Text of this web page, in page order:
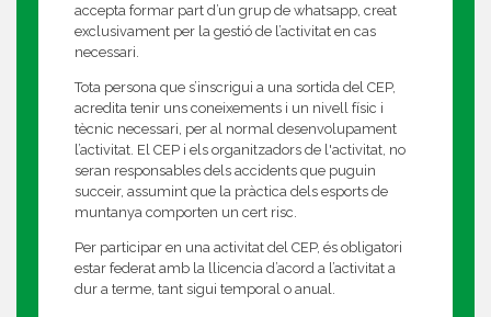
accepta formar part d’un grup de whatsapp, creat
exclusivament per la gestió de l’activitat en cas
necessari.
Tota persona que s’inscrigui a una sortida del CEP,
acredita tenir uns coneixements i un nivell físic i
tècnic necessari, per al normal desenvolupament
l’activitat. El CEP i els organitzadors de l'activitat, no
seran responsables dels accidents que puguin
succeir, assumint que la pràctica dels esports de
muntanya comporten un cert risc.
Per participar en una activitat del CEP, és obligatori
estar federat amb la llicencia d’acord a l’activitat a
dur a terme, tant sigui temporal o anual.